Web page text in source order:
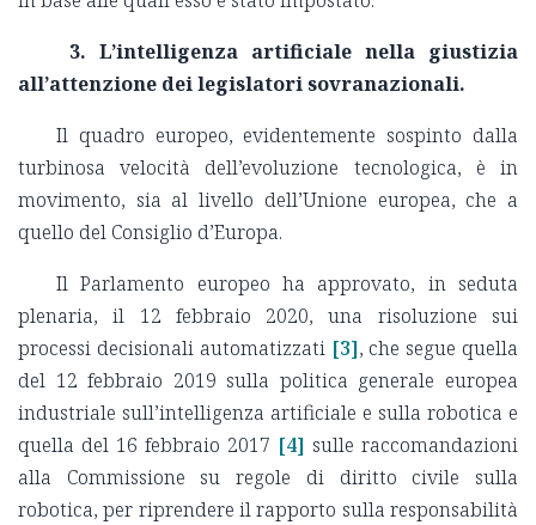
3. L’intelligenza artificiale nella giustizia
all’attenzione dei legislatori sovranazionali.
Il quadro europeo, evidentemente sospinto dalla
turbinosa velocità dell’evoluzione tecnologica, è in
movimento, sia al livello dell’Unione europea, che a
quello del Consiglio d’Europa.
Il Parlamento europeo ha approvato, in seduta
plenaria, il 12 febbraio 2020, una risoluzione sui
processi decisionali automatizzati [3], che segue quella
del 12 febbraio 2019 sulla politica generale europea
industriale sull’intelligenza artificiale e sulla robotica e
quella del 16 febbraio 2017 [4] sulle raccomandazioni
alla Commissione su regole di diritto civile sulla
robotica, per riprendere il rapporto sulla responsabilità